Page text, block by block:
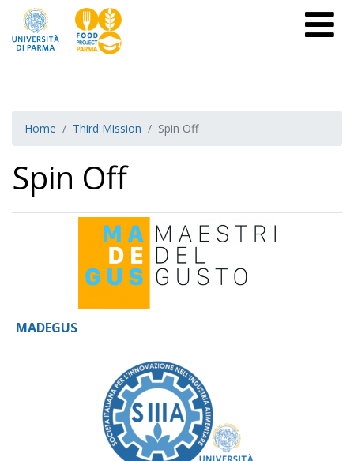
Home Third Mission Spin Off
Spin Off
MADEGUS